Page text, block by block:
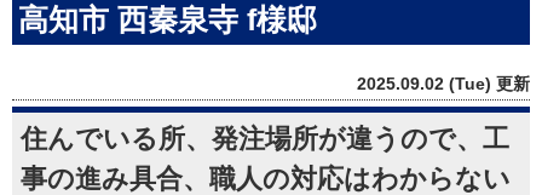
高知市 西秦泉寺 f様邸
2025.09.02 (Tue) 更新
住んでいる所、発注場所が違うので、工
事の進み具合、職人の対応はわからない